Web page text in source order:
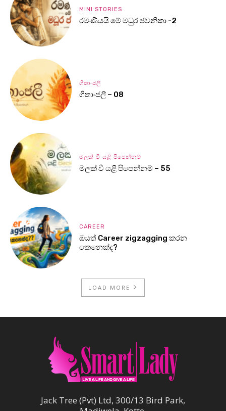
MINI STORIES
රමණීයයි මේ මධුර ජවනිකා -2
ගීතාංජලී
ගීතාංජලී – 08
මලක් වී යළි පිපෙන්නම්
මලක් වී යළි පිපෙන්නම් – 55
CAREER
ඔයත් Career zigzagging කරන
කෙනෙක්ද?
LOAD MORE
Jack Tree (Pvt) Ltd, 300/13 Bird Park,